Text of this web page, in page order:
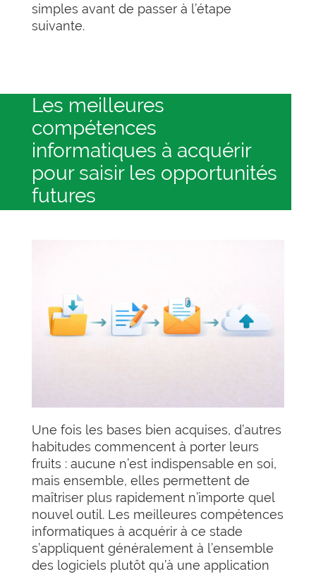
simples avant de passer à l’étape
suivante.
Les meilleures
compétences
informatiques à acquérir
pour saisir les opportunités
futures
Une fois les bases bien acquises, d’autres
habitudes commencent à porter leurs
fruits : aucune n’est indispensable en soi,
mais ensemble, elles permettent de
maîtriser plus rapidement n’importe quel
nouvel outil. Les meilleures compétences
informatiques à acquérir à ce stade
s’appliquent généralement à l’ensemble
des logiciels plutôt qu’à une application